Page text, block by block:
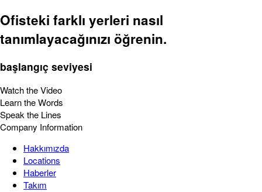
Ofisteki farklı yerleri nasıl
tanımlayacağınızı öğrenin.
başlangıç seviyesi
Watch the Video
Learn the Words
Speak the Lines
Company Information
Hakkımızda
Locations
Haberler
Takım